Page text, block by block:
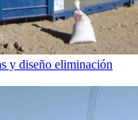
y diseño eliminación